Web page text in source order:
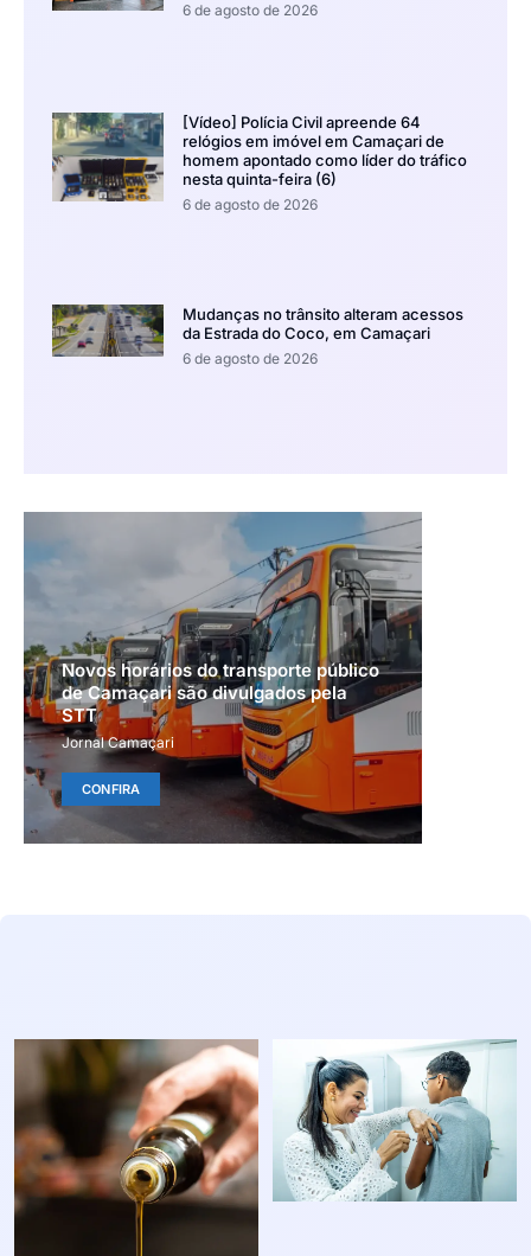
6 de agosto de 2026
[Vídeo] Polícia Civil apreende 64
relógios em imóvel em Camaçari de
homem apontado como líder do tráfico
nesta quinta-feira (6)
6 de agosto de 2026
Mudanças no trânsito alteram acessos
da Estrada do Coco, em Camaçari
6 de agosto de 2026
Novos horários do transporte público
de Camaçari são divulgados pela
STT
Jornal Camaçari
CONFIRA